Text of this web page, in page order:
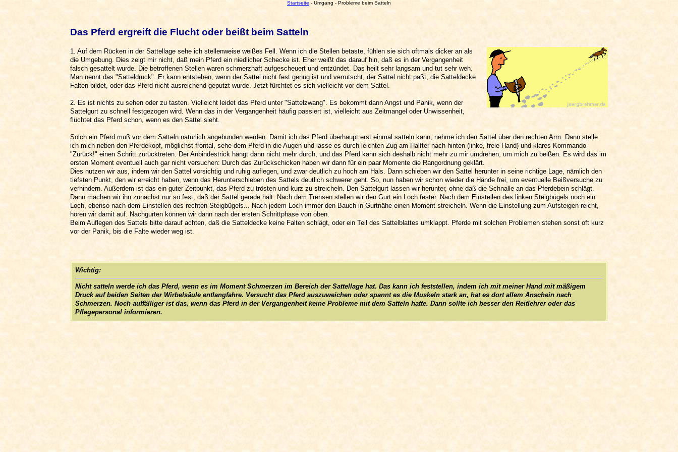
Startseite - Umgang - Probleme beim Satteln
Das Pferd ergreift die Flucht oder beißt beim Satteln
1. Auf dem Rücken in der Sattellage sehe ich stellenweise weißes Fell. Wenn ich die Stellen betaste, fühlen sie sich oftmals dicker an als
die Umgebung. Dies zeigt mir nicht, daß mein Pferd ein niedlicher Schecke ist. Eher weißt das darauf hin, daß es in der Vergangenheit
falsch gesattelt wurde. Die betroffenen Stellen waren schmerzhaft aufgescheuert und entzündet. Das heilt sehr langsam und tut sehr weh.
Man nennt das "Satteldruck". Er kann entstehen, wenn der Sattel nicht fest genug ist und verrutscht, der Sattel nicht paßt, die Satteldecke
Falten bildet, oder das Pferd nicht ausreichend geputzt wurde. Jetzt fürchtet es sich vielleicht vor dem Sattel.
2. Es ist nichts zu sehen oder zu tasten. Vielleicht leidet das Pferd unter "Sattelzwang". Es bekommt dann Angst und Panik, wenn der
Sattelgurt zu schnell festgezogen wird. Wenn das in der Vergangenheit häufig passiert ist, vielleicht aus Zeitmangel oder Unwissenheit,
flüchtet das Pferd schon, wenn es den Sattel sieht.
Solch ein Pferd muß vor dem Satteln natürlich angebunden werden. Damit ich das Pferd überhaupt erst einmal satteln kann, nehme ich den Sattel über den rechten Arm. Dann stelle
ich mich neben den Pferdekopf, möglichst frontal, sehe dem Pferd in die Augen und lasse es durch leichten Zug am Halfter nach hinten (linke, freie Hand) und klares Kommando
"Zurück!" einen Schritt zurücktreten. Der Anbindestrick hängt dann nicht mehr durch, und das Pferd kann sich deshalb nicht mehr zu mir umdrehen, um mich zu beißen. Es wird das im
ersten Moment eventuell auch gar nicht versuchen: Durch das Zurückschicken haben wir dann für ein paar Momente die Rangordnung geklärt.
Dies nutzen wir aus, indem wir den Sattel vorsichtig und ruhig auflegen, und zwar deutlich zu hoch am Hals. Dann schieben wir den Sattel herunter in seine richtige Lage, nämlich den
tiefsten Punkt, den wir erreicht haben, wenn das Herunterschieben des Sattels deutlich schwerer geht. So, nun haben wir schon wieder die Hände frei, um eventuelle Beißversuche zu
verhindern. Außerdem ist das ein guter Zeitpunkt, das Pferd zu trösten und kurz zu streicheln. Den Sattelgurt lassen wir herunter, ohne daß die Schnalle an das Pferdebein schlägt.
Dann machen wir ihn zunächst nur so fest, daß der Sattel gerade hält. Nach dem Trensen stellen wir den Gurt ein Loch fester. Nach dem Einstellen des linken Steigbügels noch ein
Loch, ebenso nach dem Einstellen des rechten Steigbügels... Nach jedem Loch immer den Bauch in Gurtnähe einen Moment streicheln. Wenn die Einstellung zum Aufsteigen reicht,
hören wir damit auf. Nachgurten können wir dann nach der ersten Schrittphase von oben.
Beim Auflegen des Sattels bitte darauf achten, daß die Satteldecke keine Falten schlägt, oder ein Teil des Sattelblattes umklappt. Pferde mit solchen Problemen stehen sonst oft kurz
vor der Panik, bis die Falte wieder weg ist.
Wichtig:
Nicht satteln werde ich das Pferd, wenn es im Moment Schmerzen im Bereich der Sattellage hat. Das kann ich feststellen, indem ich mit meiner Hand mit mäßigem
Druck auf beiden Seiten der Wirbelsäule entlangfahre. Versucht das Pferd auszuweichen oder spannt es die Muskeln stark an, hat es dort allem Anschein nach
Schmerzen. Noch auffälliger ist das, wenn das Pferd in der Vergangenheit keine Probleme mit dem Satteln hatte. Dann sollte ich besser den Reitlehrer oder das
Pflegepersonal informieren.